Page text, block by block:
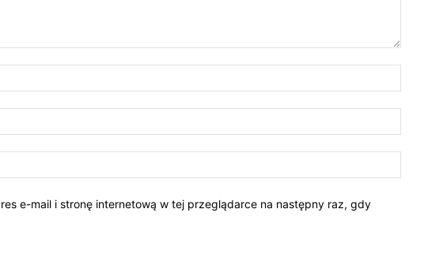
e-mail i stronę internetową w tej przeglądarce na następny raz, gdy